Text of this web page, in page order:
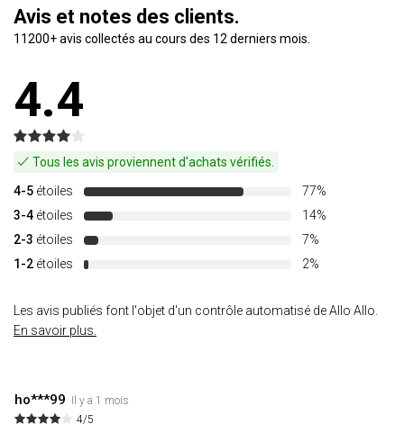
Avis et notes des clients.
11200+ avis collectés au cours des 12 derniers mois.
4.4
Tous les avis proviennent d'achats vérifiés.
4-5 étoiles
77%
3-4 étoiles
14%
2-3 étoiles
7%
1-2 étoiles 2%
Les avis publiés font l'objet d'un contrôle automatisé de Allo Allo.
En savoir plus.
ho***99
Il y a 1 mois
4/5